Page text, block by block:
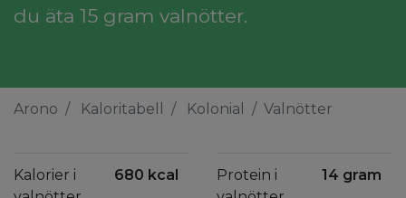
du äta 15 gram valnötter.
Arono Kaloritabell Kolonial Valnötter
Kalorier i
680 kcal
Protein i
14 gram